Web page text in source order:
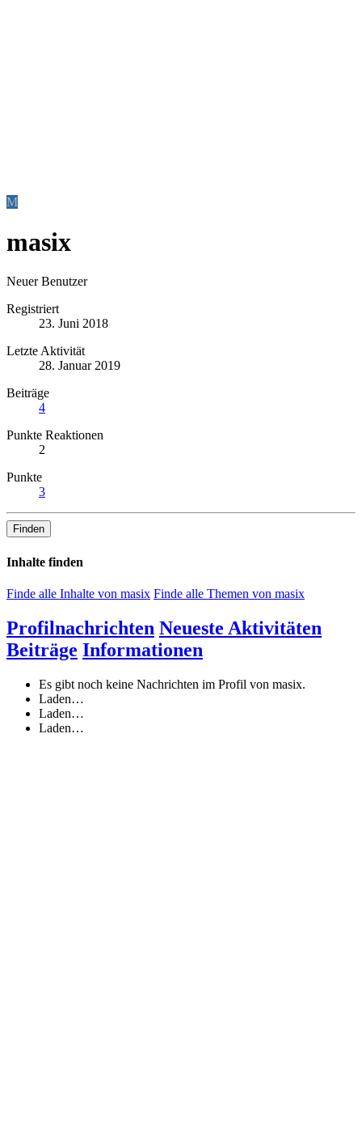
M
masix
Neuer Benutzer
Registriert
23. Juni 2018
Letzte Aktivität
28. Januar 2019
Beiträge
4
Punkte Reaktionen
2
Punkte
3
Finden
Inhalte finden
Finde alle Inhalte von masix Finde alle Themen von masix
Profilnachrichten Neueste Aktivitäten
Beiträge Informationen
Es gibt noch keine Nachrichten im Profil von masix.
Laden…
Laden…
Laden…